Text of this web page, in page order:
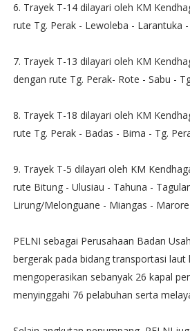
6. Trayek T-14 dilayari oleh KM
rute Tg. Perak - Lewoleba - Larantuka
7. Trayek T-13 dilayari oleh KM
dengan rute Tg. Perak- Rote - Sabu -
8. Trayek T-18 dilayari oleh KM
rute Tg. Perak - Badas - Bima - Tg.
9. Trayek T-5 dilayari oleh KM
rute Bitung - Ulusiau - Tahuna -
Lirung/Melonguane - Miangas -
PELNI sebagai Perusahaan Badan
bergerak pada bidang transportasi laut
mengoperasikan sebanyak 26 kapal
menyinggahi 76 pelabuhan serta